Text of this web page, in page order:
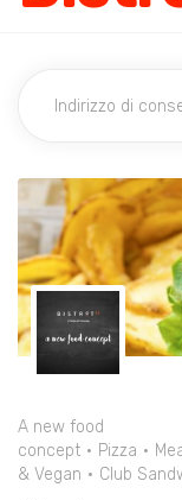
A new food
concept
Pizza
& Vegan
Club